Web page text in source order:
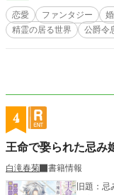
恋愛 ファンタジー
精霊の居る世界
公爵令
4
王命で娶られた忌み
白滝春菊
書籍情報
旧題：忌み